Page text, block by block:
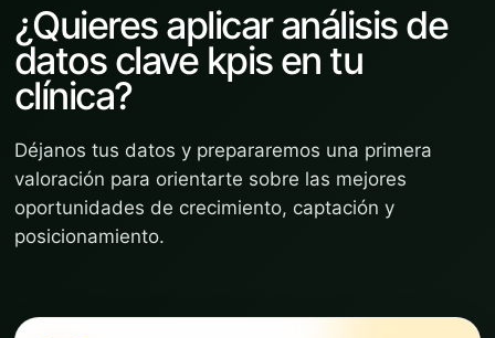
¿Quieres aplicar análisis de
datos clave kpis en tu
clínica?
Déjanos tus datos y prepararemos una primera
valoración para orientarte sobre las mejores
oportunidades de crecimiento, captación y
posicionamiento.